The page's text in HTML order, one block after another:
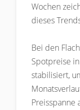
Wochen
dieses
Bei den
Spotpreise
stabilisiert,
Preisspanne